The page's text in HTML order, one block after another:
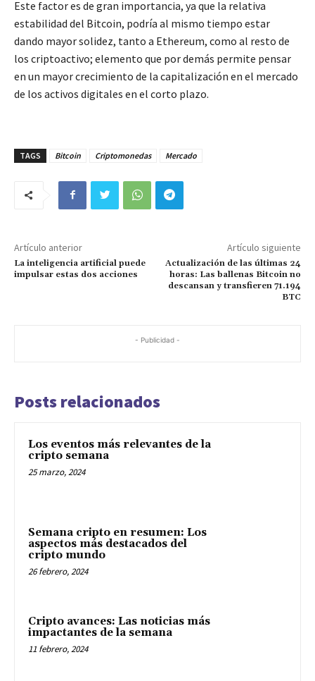
Este factor es de gran importancia, ya que la relativa
estabilidad del Bitcoin, podría al mismo tiempo estar
dando mayor solidez, tanto a Ethereum, como al resto de
los criptoactivo; elemento que por demás permite pensar
en un mayor crecimiento de la capitalización en el mercado
de los activos digitales en el corto plazo.
TAGS Bitcoin Criptomonedas Mercado
Artículo anterior
La inteligencia artificial puede
impulsar estas dos acciones
Artículo siguiente
Actualización de las últimas 24
horas: Las ballenas Bitcoin no
descansan y transfieren 71.194
BTC
- Publicidad -
Posts relacionados
Los eventos más relevantes de la
cripto semana
25 marzo, 2024
Semana cripto en resumen: Los
aspectos más destacados del
cripto mundo
26 febrero, 2024
Cripto avances: Las noticias más
impactantes de la semana
11 febrero, 2024